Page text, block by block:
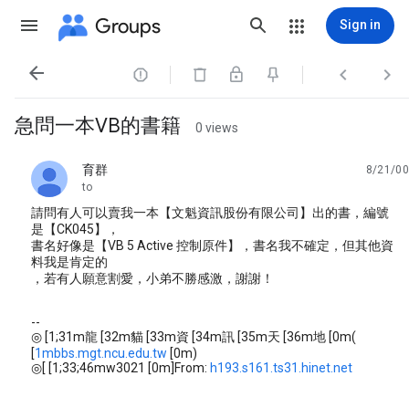
Groups Sign in
   
急問一本VB的書籍 0 views
育群
unread,
8/21/00
to
請問有人可以賣我一本【文魁資訊股份有限公司】出的書，編號
是【CK045】，
書名好像是【VB 5 Active 控制原件】，書名我不確定，但其他資
料我是肯定的
，若有人願意割愛，小弟不勝感激，謝謝！
--
◎ [1;31m龍 [32m貓 [33m資 [34m訊 [35m天 [36m地 [0m(
[1mbbs.mgt.ncu.edu.tw [0m)
◎[ [1;33;46mw3021 [0m]From: h193.s161.ts31.hinet.net